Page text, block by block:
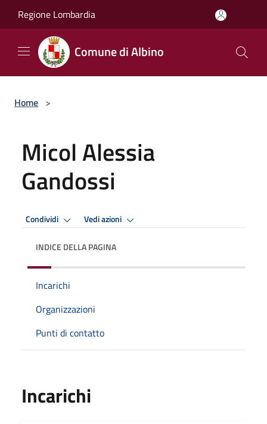
Regione Lombardia
Comune di Albino
Home >
Micol Alessia
Gandossi
Condividi Vedi azioni
INDICE DELLA PAGINA
Incarichi
Organizzazioni
Punti di contatto
Incarichi